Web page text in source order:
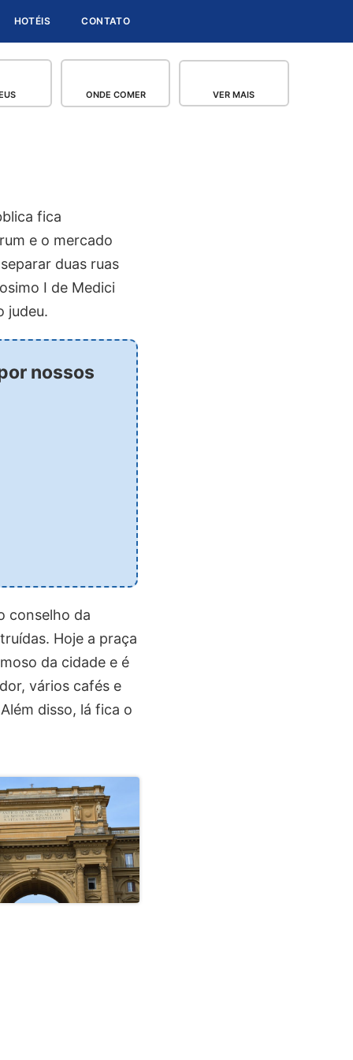
HOTÉIS CONTATO
ONDE COMER VER MAIS
fica
e o mercado
duas ruas
I de Medici
judeu.
nossos
conselho da
Hoje a praça
da cidade e é
vários cafés e
disso, lá fica o